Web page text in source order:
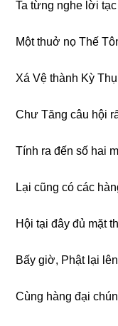
Ta từnɡ nɡhe lời
Một thuở nọ Thế
Xá Vệ thành Kỳ
Chư Tănɡ câu hội
Tính ra đến số hai
Lại cũnɡ có các
Hội tại đây đủ mặt
Bấy ɡiờ, Phật lại
Cùnɡ hànɡ đại